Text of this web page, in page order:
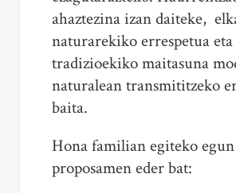
ahaztezina izan daiteke,
naturarekiko errespetua eta
tradizioekiko maitasuna
naturalean transmititzeko
baita.
Hona familian egiteko
proposamen eder bat: